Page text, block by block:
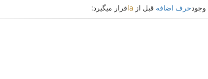
وجودحرف اضافه قبل از laقرار میگیرد: